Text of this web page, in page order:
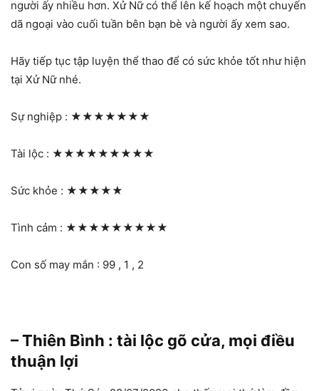
người ấy nhiều hơn. Xử Nữ có thể lên kế hoạch một chuyến
dã ngoại vào cuối tuần bên bạn bè và người ấy xem sao.
Hãy tiếp tục tập luyện thể thao để có sức khỏe tốt như hiện
tại Xử Nữ nhé.
Sự nghiệp : ★★★★★★★
Tài lộc : ★★★★★★★★★
Sức khỏe : ★★★★★
Tình cảm : ★★★★★★★★★
Con số may mắn : 99 , 1 , 2
– Thiên Bình : tài lộc gõ cửa, mọi điều
thuận lợi